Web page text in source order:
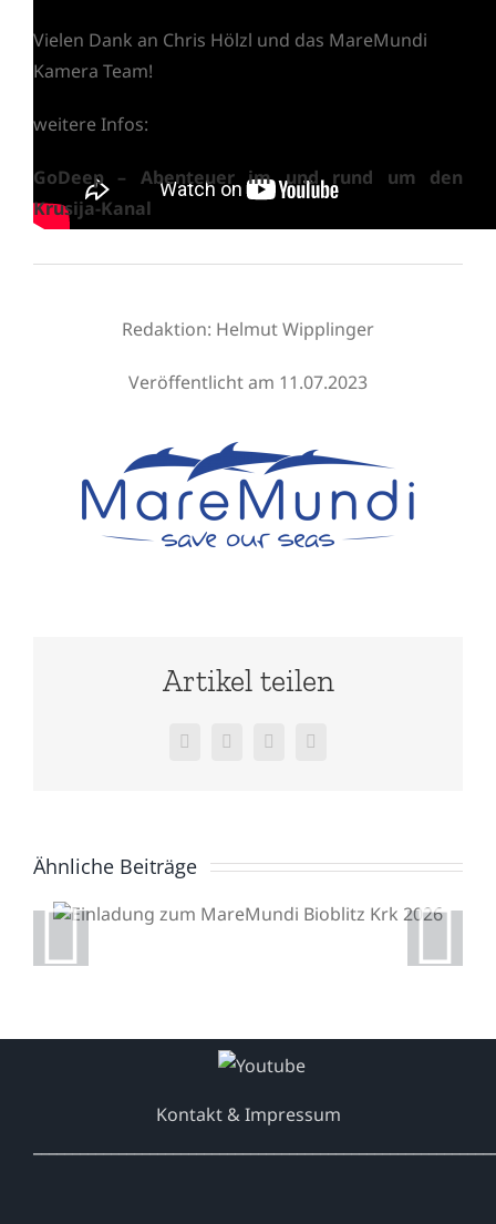
Vielen Dank an Chris Hölzl und das MareMundi
Kamera Team!
weitere Infos:
GoDeep – Abenteuer im und rund um den
Krusija-Kanal
Redaktion: Helmut Wipplinger
Veröffentlicht am 11.07.2023
Artikel teilen
Facebook
X WhatsApp
E-
Ähnliche BeiträgeEinladung zum
MareMundi Bioblitz Krk
Kontakt & Impressum